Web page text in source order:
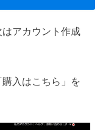
アカウント作成
入はこちら」を